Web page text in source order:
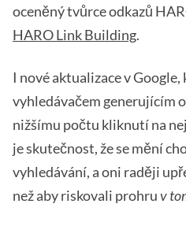
oceněný tvůrce odkazů
HARO Link Building.
I nové aktualizace v
vyhledávačem generujícím
nižšímu počtu kliknutí na
je skutečnost, že se mění
vyhledávání, a oni raději
než aby riskovali prohruv